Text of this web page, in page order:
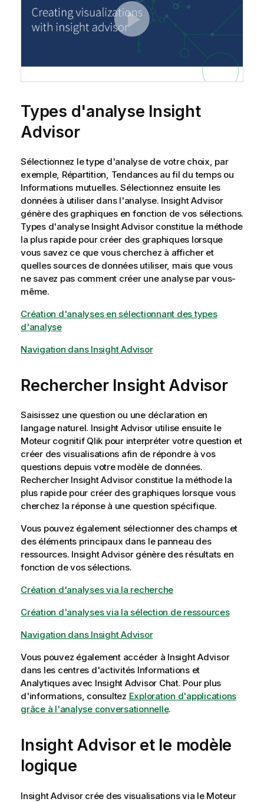
i
n
Types d'analyse Insight
Advisor
Sélectionnez le type d'analyse de votre choix, par
exemple, Répartition, Tendances au fil du temps ou
Informations mutuelles. Sélectionnez ensuite les
données à utiliser dans l'analyse. Insight Advisor
génère des graphiquesen fonction de vos sélections.
Types d'analyse Insight Advisorconstitue la méthode
la plus rapide pour créer des graphiques lorsque
vous savez ce que vous cherchez à afficher et
quelles sources de données utiliser, mais que vous
ne savez pas comment créer une analyse par vous-
même.
Création d'analyses en sélectionnant des types
d'analyse
Navigation dans Insight Advisor
Rechercher Insight Advisor
Saisissez une question ou une déclaration en
langage naturel. Insight Advisor utilise ensuite le
Moteur cognitif Qlik pour interpréter votre question et
créer des visualisations afin de répondre à vos
questions depuis votre modèle de données.
Rechercher Insight Advisorconstitue la méthode la
plus rapide pour créer des graphiques lorsque vous
cherchez la réponse à une question spécifique.
Vous pouvez également sélectionner des champs et
des éléments principaux dans le panneau des
ressources. Insight Advisorgénère des résultats en
fonction de vos sélections.
Création d'analyses via la recherche
Création d'analyses via la sélection de ressources
Navigation dans Insight Advisor
Vous pouvez également accéder à Insight Advisor
dans les centres d'activités Informationset
Analytiquesavec Insight Advisor Chat. Pour plus
d'informations, consultez Exploration d'applications
grâce à l'analyse conversationnelle.
Insight Advisoret le modèle
logique
Insight Advisorcrée des visualisations via le Moteur